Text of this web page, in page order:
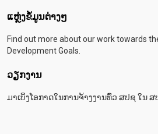
ແຫຼ່ງຂໍ້ມູນຕ່າງໆ
Find out more about our work towards
Development Goals.
ວຽກງານ
ມາເບິ່ງໂອກາດໃນການຈ້າງງານທົ່ວ ສປຊ ໃນ ສ